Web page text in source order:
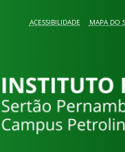
ACESSIBILIDADE MAPA DO